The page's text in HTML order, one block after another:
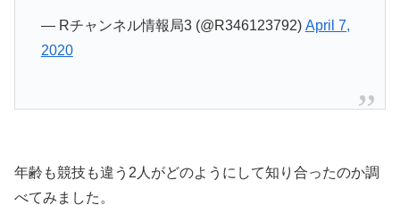
— Rチャンネル情報局3 (@R346123792) April 7,
2020
年齢も競技も違う2人がどのようにして知り合ったのか調
べてみました。